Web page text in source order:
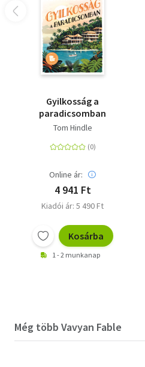
Gyilkosság a
paradicsomban
Tom Hindle
Online ár:
4 941 Ft
Kiadói ár: 5 490 Ft
Kosárba
1 - 2 munkanap
Még több Vavyan Fable